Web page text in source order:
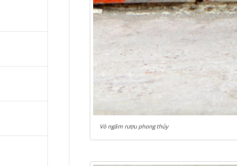
Vò ngâm rượu phong thủy